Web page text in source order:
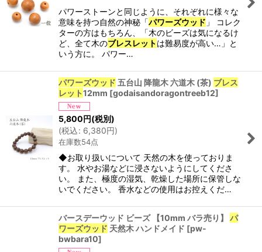
パワーストーンと同じように、それぞれに様々な
意味を持つ自然の神秘「パワーズウッド 」 コレク
ターの方はもちろん、「木のビーズは気になるけ
ど、全て木のブレスレットは難易度が高い…」と
いう方に。 パワー…
パワーズウッド 五台山 降龍木 六道木 (茶) ブレス
レット12mm [godaisandoragontreeb12]
5,800円(税別)
(税込: 6,380円)
在庫数54点
◆お取り扱いについて 天然の木を使っておりま
す。 水やお湯などに浸さないようにしてくださ
い。 また、極度の湿気、乾燥した場所に保管しな
いでください。 香水などの使用はお控えくだ…
バースデーウッド ビーズ 【10mm バラ売り】 パ
ワーズウッド 天然木 ハンドメイド [pw-
bwbara10]